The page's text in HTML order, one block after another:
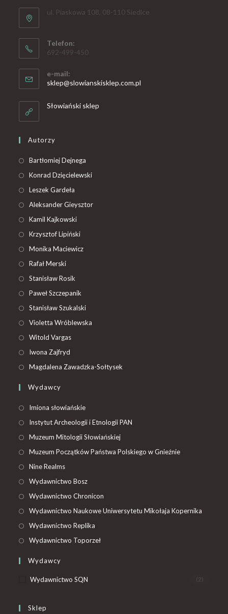
ul. Piaskowa 108, 08-110 Siedlce
Telefon:
692-499-450
e-mail:
sklep@slowianskisklep.com.pl
Słowiański sklep
Autorzy
Bartłomiej Dejnega
Konrad Dzięcielewski
Leszek Gardeła
Aleksander Gieysztor
Kamil Kajkowski
Krzysztof Lipiński
Monika Maciewicz
Rafał Merski
Stanisław Rosik
Paweł Szczepanik
Stanisław Szukalski
Violetta Wróblewska
Witold Vargas
Iwona Zajfryd
Magdalena Zawadzka-Sołtysek
Wydawcy
Imiona słowiańskie
Instytut Archeologii i Etnologii PAN
Muzeum Mitologii Słowiańskiej
Muzeum Początków Państwa Polskiego w Gnieźnie
Nine Realms
Wydawnictwo Bosz
Wydawnictwo Chronicon
Wydawnictwo Naukowe Uniwersytetu Mikołaja Kopernika
Wydawnictwo Replika
Wydawnictwo Toporzeł
Wydawcy
Wydawnictwo SQN (2)
Sklep